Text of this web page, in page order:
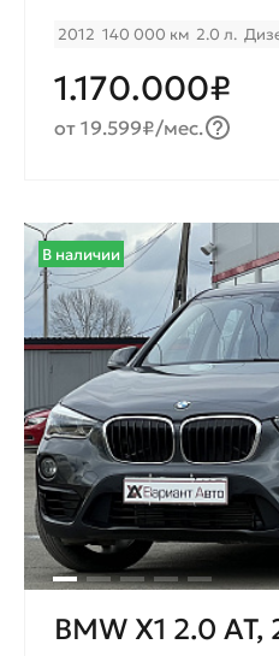
2012 140 000 км 2.0 л.
1.170.000₽
от 19.599₽/мес.
В наличии
BMW X1 2.0 AT,